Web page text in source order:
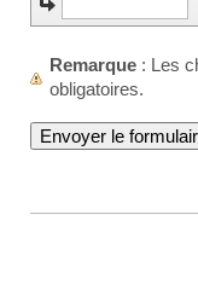
Remarque : Les
obligatoires.